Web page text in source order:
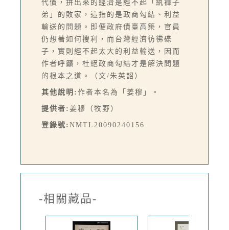
代價，拼出來的經濟是經不起「紈褲子
弟」的敗家，這指的是政商勾結、利益
輸送的問題。即便政府債臺高築，官員
仍想著如何搜利，而台灣經濟彷彿碟
子，實則經不起太大的利益輸送，因而
作者呼籲，杜絕政商勾結才是解決問題
的根本之道。（文/朱英韶）
其他說明: 作者本名為「姜穆」。
提供者: 姜穆（牧野）
登錄號: NMTL20090240156
-相關藏品-